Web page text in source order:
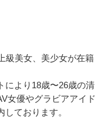
級美女、美少女が在籍
により18歳〜26歳の清
女優やグラビアアイド
ております。